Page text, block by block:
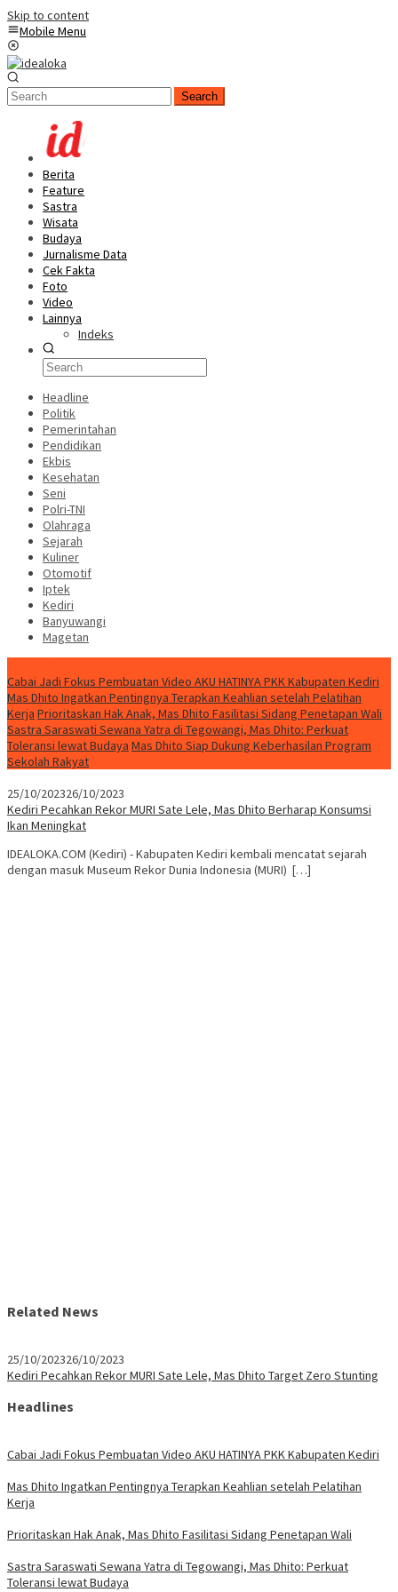
Skip to content
Mobile Menu
Search
Berita
Feature
Sastra
Wisata
Budaya
Jurnalisme Data
Cek Fakta
Foto
Video
Lainnya
Indeks
Headline
Politik
Pemerintahan
Pendidikan
Ekbis
Kesehatan
Seni
Polri-TNI
Olahraga
Sejarah
Kuliner
Otomotif
Iptek
Kediri
Banyuwangi
Magetan
Cabai Jadi Fokus Pembuatan Video AKU HATINYA PKK Kabupaten Kediri
Mas Dhito Ingatkan Pentingnya Terapkan Keahlian setelah Pelatihan
Kerja Prioritaskan Hak Anak, Mas Dhito Fasilitasi Sidang Penetapan Wali
Sastra Saraswati Sewana Yatra di Tegowangi, Mas Dhito: Perkuat
Toleransi lewat Budaya Mas Dhito Siap Dukung Keberhasilan Program
Sekolah Rakyat
25/10/202326/10/2023
Kediri Pecahkan Rekor MURI Sate Lele, Mas Dhito Berharap Konsumsi
Ikan Meningkat
IDEALOKA.COM (Kediri) - Kabupaten Kediri kembali mencatat sejarah
dengan masuk Museum Rekor Dunia Indonesia (MURI) […]
Related News
25/10/202326/10/2023
Kediri Pecahkan Rekor MURI Sate Lele, Mas Dhito Target Zero Stunting
Headlines
Cabai Jadi Fokus Pembuatan Video AKU HATINYA PKK Kabupaten Kediri
Mas Dhito Ingatkan Pentingnya Terapkan Keahlian setelah Pelatihan
Kerja
Prioritaskan Hak Anak, Mas Dhito Fasilitasi Sidang Penetapan Wali
Sastra Saraswati Sewana Yatra di Tegowangi, Mas Dhito: Perkuat
Toleransi lewat Budaya